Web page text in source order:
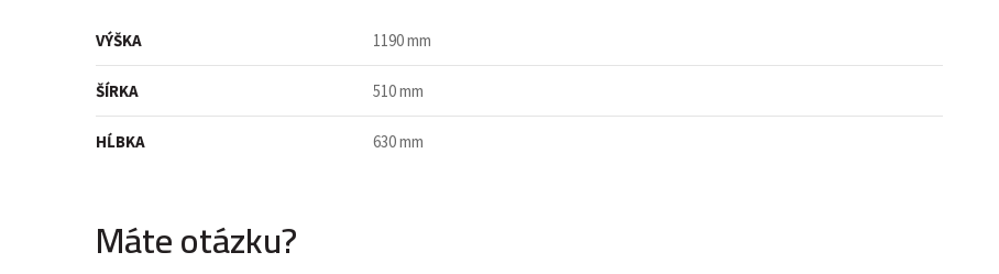
VÝŠKA 1190 mm
ŠÍRKA 510 mm
HĹBKA 630 mm
Máte otázku?